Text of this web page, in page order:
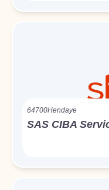
64700Hendaye
SAS CIBA